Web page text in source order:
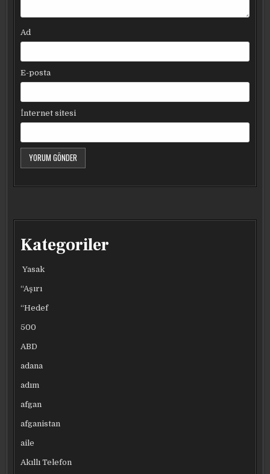
Ad
E-posta
İnternet sitesi
Kategoriler
Yasak
“Aşırı
“Hedef
500
ABD
adana
adım
afgan
afganistan
aile
Akıllı Telefon